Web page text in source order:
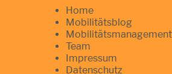
Home
Mobilitätsblog
Mobilitätsmanagement
Team
Impressum
Datenschutz